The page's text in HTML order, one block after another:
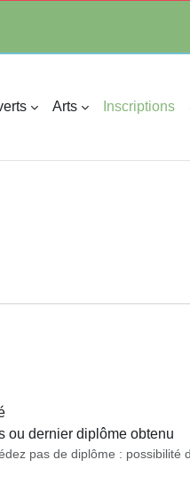
Arts Inscriptions
ou dernier diplôme obtenu
pas de diplôme : possibilité